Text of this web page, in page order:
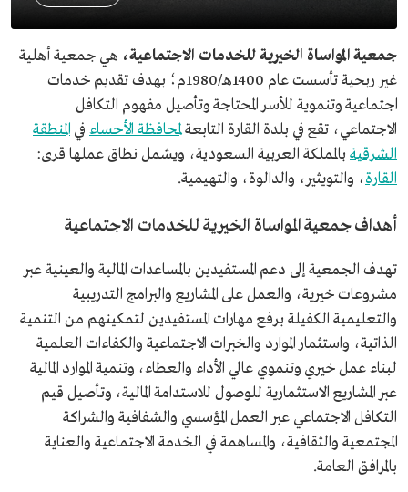
جمعية المواساة الخيرية للخدمات الاجتماعية، هي جمعية أهلية
غير ربحية تأسست عام 1400هـ/1980م؛ بهدف تقديم خدمات
اجتماعية وتنموية للأسر المحتاجة وتأصيل مفهوم التكافل
الاجتماعي، تقع في بلدة القارة التابعةلمحافظة الأحساء في المنطقة
الشرقية بالمملكة العربية السعودية، ويشمل نطاق عملها قرى:
القارة، والتويثير، والدالوة، والتهيمية.
أهداف جمعية المواساة الخيرية للخدمات الاجتماعية
تهدف الجمعية إلى دعم المستفيدين بالمساعدات المالية والعينية عبر
مشروعات خيرية، والعمل على المشاريع والبرامج التدريبية
والتعليمية الكفيلة برفع مهارات المستفيدين لتمكينهم من التنمية
الذاتية، واستثمار الموارد والخبرات الاجتماعية والكفاءات العلمية
لبناء عمل خيري وتنموي عالي الأداء والعطاء، وتنمية الموارد المالية
عبر المشاريع الاستثمارية للوصول للاستدامة المالية، وتأصيل قيم
التكافل الاجتماعي عبر العمل المؤسسي والشفافية والشراكة
المجتمعية والثقافية، والمساهمة في الخدمة الاجتماعية والعناية
بالمرافق العامة.